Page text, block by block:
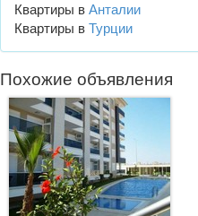
Квартиры в Анталии
Квартиры в Турции
Похожие объявления